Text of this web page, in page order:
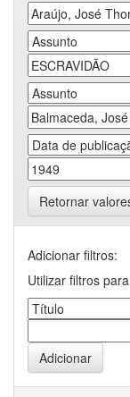
Retornar
Adicionar filtros:
Utilizar filtros